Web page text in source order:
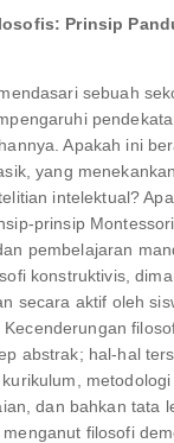
Prinsip
sebuah
Apakah ini
yang
intelektual?
prinsip
pembelajaran
konstruktivis,
secara aktif oleh
Kecenderungan
abstrak; hal-hal
metodologi
dan bahkan tata
filosofi